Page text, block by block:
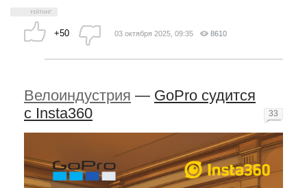
+50 03 октября 2025, 09:35 8610
Велоиндустрия — GoPro судится
с Insta360
33